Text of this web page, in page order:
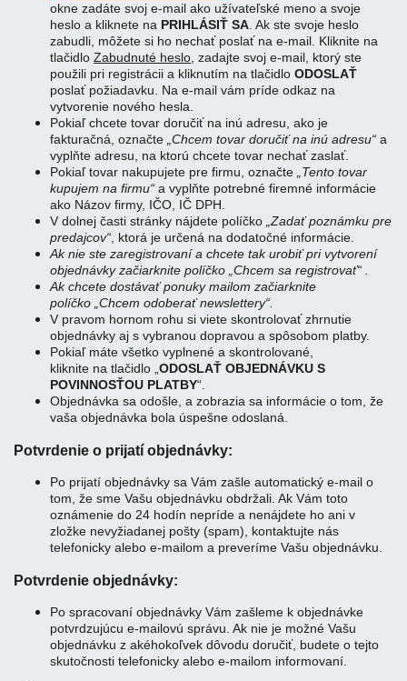
okne zadáte svoj e-mail ako užívateľské meno a svoje
heslo a kliknete na PRIHLÁSIŤ SA. Ak ste svoje heslo
zabudli, môžete si ho nechať poslať na e-mail. Kliknite na
tlačidlo Zabudnuté heslo, zadajte svoj e-mail, ktorý ste
použili pri registrácii a kliknutím na tlačidlo ODOSLAŤ
poslať požiadavku. Na e-mail vám príde odkaz na
vytvorenie nového hesla.
Pokiaľ chcete tovar doručiť na inú adresu, ako je
fakturačná, označte „Chcem tovar doručiť na inú adresu“ a
vyplňte adresu, na ktorú chcete tovar nechať zaslať.
Pokiaľ tovar nakupujete pre firmu, označte „Tento tovar
kupujem na firmu“ a vyplňte potrebné firemné informácie
ako Názov firmy, IČO, IČ DPH.
V dolnej časti stránky nájdete políčko „Zadať poznámku pre
predajcov“, ktorá je určená na dodatočné informácie.
Ak nie ste zaregistrovaní a chcete tak urobiť pri vytvorení
objednávky začiarknite políčko „Chcem sa registrovať“ .
Ak chcete dostávať ponuky mailom začiarknite
políčko „Chcem odoberať newslettery“.
V pravom hornom rohu si viete skontrolovať zhrnutie
objednávky aj s vybranou dopravou a spôsobom platby.
Pokiaľ máte všetko vyplnené a skontrolované,
kliknite na tlačidlo „ODOSLAŤ OBJEDNÁVKU S
POVINNOSŤOU PLATBY“.
Objednávka sa odošle, a zobrazia sa informácie o tom, že
vaša objednávka bola úspešne odoslaná.
Potvrdenie o prijatí objednávky:
Po prijatí objednávky sa Vám zašle automatický e-mail o
tom, že sme Vašu objednávku obdržali. Ak Vám toto
oznámenie do 24 hodín nepríde a nenájdete ho ani v
zložke nevyžiadanej pošty (spam), kontaktujte nás
telefonicky alebo e-mailom a preveríme Vašu objednávku.
Potvrdenie objednávky:
Po spracovaní objednávky Vám zašleme k objednávke
potvrdzujúcu e-mailovú správu. Ak nie je možné Vašu
objednávku z akéhokoľvek dôvodu doručiť, budete o tejto
skutočnosti telefonicky alebo e-mailom informovaní.